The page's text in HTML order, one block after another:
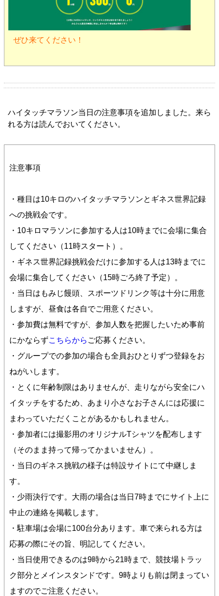
ぜひ来てください！
ハイタッチマラソン当日の注意事項を追加しました。来ら
れる方は読んでおいてください。
注意事項
・種目は10キロのハイタッチマラソンとギネス世界記録
への挑戦会です。
・10キロマラソンに参加する人は10時までに会場に集合
してください（11時スタート）。
・ギネス世界記録挑戦会だけに参加する人は13時までに
会場に集合してください（15時ごろ終了予定）。
・当日はもみじ饅頭、スポーツドリンク等は十分に用意
しますが、昼食は各自でご用意ください。
・参加費は無料ですが、参加人数を把握したいため事前
にかならずこちらから ご応募ください。
・グループでの参加の場合も全員おひとりずつ登録をお
ねがいします。
・とくに年齢制限はありませんが、走りながら安全にハ
イタッチをするため、あまり小さなお子さんには応援に
まわっていただくことがあるかもしれません。
・参加者には撮影用のオリジナルTシャツを配布します
（そのまま持って帰ってかまいません）。
・当日のギネス挑戦の様子は特設サイトにて中継しま
す。
・少雨決行です。大雨の場合は当日7時までにサイト上に
中止の連絡を掲載します。
・駐車場は会場に100台分あります。車で来られる方は
応募の際にその旨、明記してください。
・当日使用できるのは9時から21時まで、競技場トラッ
ク部分とメインスタンドです。9時よりも前は閉まってい
ますのでご注意ください。